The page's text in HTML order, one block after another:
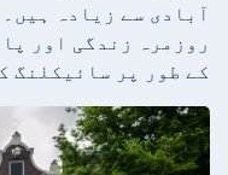
آبادی سے زیادہ
روزمرہ زندگی اور
کے طور پر سائیکلنگ